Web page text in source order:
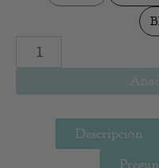
Descripción